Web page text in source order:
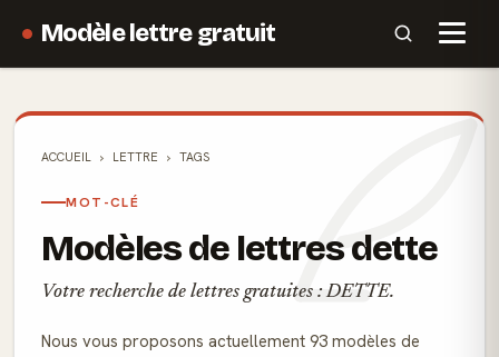
Modèle lettre gratuit
ACCUEIL LETTRE TAGS
MOT-CLÉ
Modèles de lettres dette
Votre recherche de lettres gratuites : DETTE.
Nous vous proposons actuellement 93 modèles de